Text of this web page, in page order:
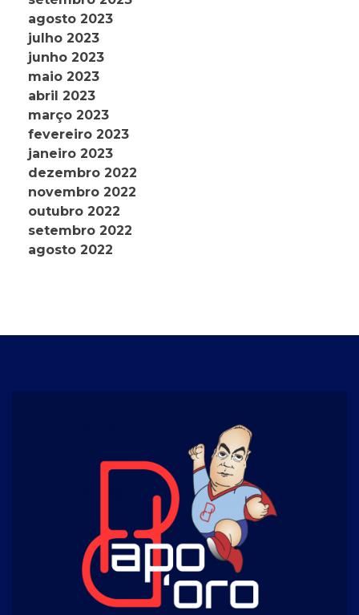
agosto 2023
julho 2023
junho 2023
maio 2023
abril 2023
março 2023
fevereiro 2023
janeiro 2023
dezembro 2022
novembro 2022
outubro 2022
setembro 2022
agosto 2022